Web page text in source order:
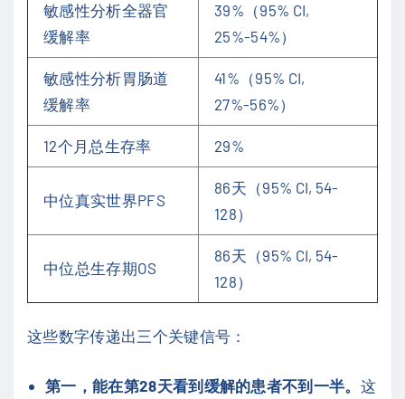
敏感性分析全器官
缓解率
39%（95% CI,
25%-54%）
敏感性分析胃肠道
缓解率
41%（95% CI,
27%-56%）
12个月总生存率 29%
中位真实世界PFS
86天（95% CI, 54-
128）
中位总生存期OS
86天（95% CI, 54-
128）
这些数字传递出三个关键信号：
第一，能在第28天看到缓解的患者不到一半。 这